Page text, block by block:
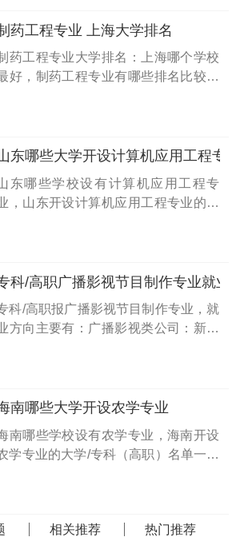
药工程专业 上海大学排名
药工程专业大学排名：上海哪个学校
好，制药工程专业有哪些排名比较好
、第3名：上海工程技术大学、第4
东哪些大学开设计算机应用工程专
东哪些学校设有计算机应用工程专
，山东开设计算机应用工程专业的大
科/高职广播影视节目制作专业就业
科/高职报广播影视节目制作专业，就
方向主要有：广播影视类公司：新闻
作室：MTV制作、网页制作、影视制
南哪些大学开设农学专业
南哪些学校设有农学专业，海南开设
学专业的大学/专科（高职）名单一览
相关推荐
热门推荐